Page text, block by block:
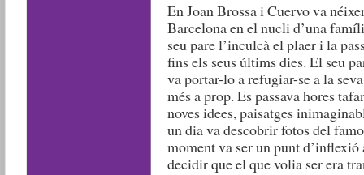
En Joan Brossa i Cuervo va
Barcelona en el nucli d’una
seu pare l’inculcà el plaer i la
fins els seus últims dies. El seu
va portar-lo a refugiar-se a la
més a prop. Es passava hores
noves idees, paisatges
un dia va descobrir fotos del
moment va ser un punt
decidir que el que volia ser era